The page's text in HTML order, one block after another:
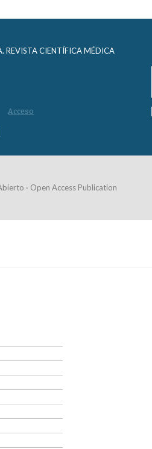
REVISTA CIENTÍFICA MÉDICA
Acceso
· Open Access Publication